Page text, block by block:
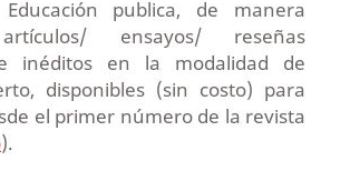
publica, de manera
ensayos/ reseñas
inéditos en la modalidad de
disponibles (sin costo) para
el primer número de la revista
).